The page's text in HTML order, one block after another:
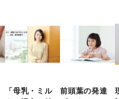
「母乳・ミル
前頭葉の発達